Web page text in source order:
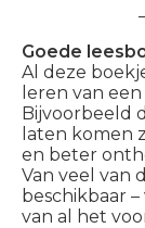
Goede
Al deze
leren van
Bijvoorbeeld
laten komen
en beter
Van veel van
beschikbaar
van al het